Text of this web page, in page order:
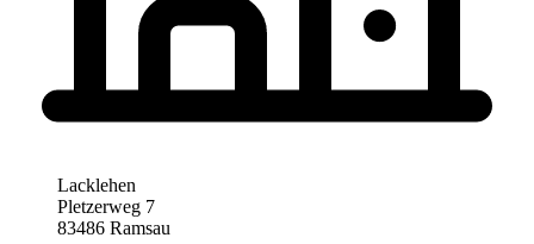
Lacklehen
Pletzerweg 7
83486 Ramsau